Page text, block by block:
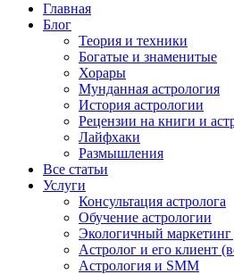
Главная
Блог
Теория и техники
Богатые и знаменитые
Хорары
Мунданная астрология
История астрологии
Рецензии на книги и
Лайфхаки
Размышления
Все статьи
Услуги
Консультация астролога
Обучение астрологии
Экологичный маркетинг
Астролог и его клиент
Астрология и SMM